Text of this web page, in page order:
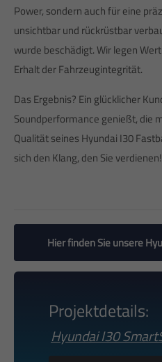
Power, sondern auch für eine
unsichtbar und rückrüstbar
wurde beschädigt. Wir legen
Erhalt der Fahrzeugintegrität.
Das Ergebnis? Ein glücklicher
Soundperformance genießt, die
Qualität seines Hyundai I30
sich den Klang, den Sie verdienen!
Hier finden Sie unsere
Projektdetails:
Hyundai I30